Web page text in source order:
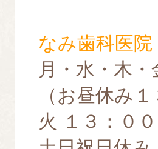
なみ歯科医院
月・水・木
（お昼休み
火 １３：０